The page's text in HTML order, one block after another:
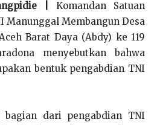
|
Komandan Satuan
Manunggal Membangun Desa
Barat Daya (Abdy) ke 119
menyebutkan bahwa
bentuk pengabdian TNI
dari pengabdian TNI